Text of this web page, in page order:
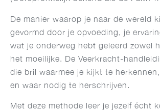
De manier waarop je naar de wereld
gevormd door je opvoeding, je
wat je onderweg hebt geleerd zowel
het moeilijke. De Veerkracht-
die bril waarmee je kijkt te
en waar nodig te herschrijven.
Met deze methode leer je jezelf écht